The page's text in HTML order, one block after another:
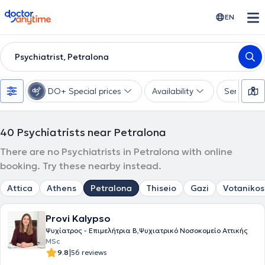
doctoranytime EN
Psychiatrist, Petralona
DO+ Special prices Availability Services
40 Psychiatrists near Petralona
There are no Psychiatrists in Petralona with online
booking. Try these nearby instead.
Attica Athens Petralona Thiseio Gazi Votanikos
Provi Kalypso
Ψυχίατρος - Επιμελήτρια Β,Ψυχιατρικό Νοσοκομείο Αττικής
MSc
9.8|56 reviews